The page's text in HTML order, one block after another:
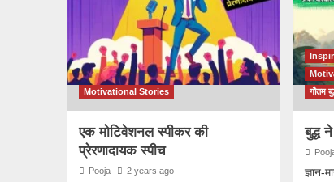
Motivational Stories
एक मोटिवेशनल स्पीकर की
प्रेरणादायक स्पीच
Pooja 2 years ago
गौतम
बुद्ध
ज्ञान-